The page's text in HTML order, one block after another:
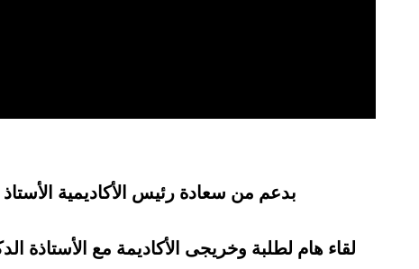
بدعم من سعادة رئيس الأكاديمية
لقاء هام لطلبة وخريجى الأكاديمة مع الأستاذة